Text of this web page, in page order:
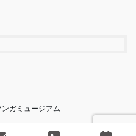
ガミュージアム